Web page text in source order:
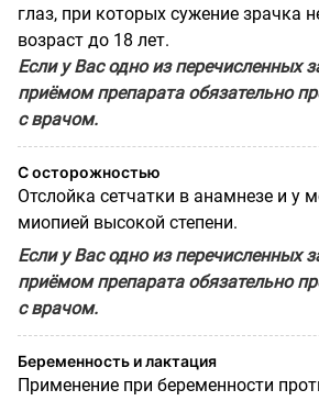
глаз, при которых сужение зрачка
возраст до 18 лет.
Если у Вас одно из перечисленных
приёмом препарата обязательно
с врачом.
С осторожностью
Отслойка сетчатки в анамнезе и у
миопией высокой степени.
Если у Вас одно из перечисленных
приёмом препарата обязательно
с врачом.
Беременность и лактация
Применение при беременности